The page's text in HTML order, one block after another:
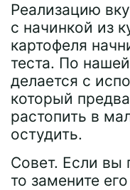
Реализацию
с начинкой из
картофеля
теста. По
делается с
который
растопить в
остудить.
Совет. Если вы
то замените